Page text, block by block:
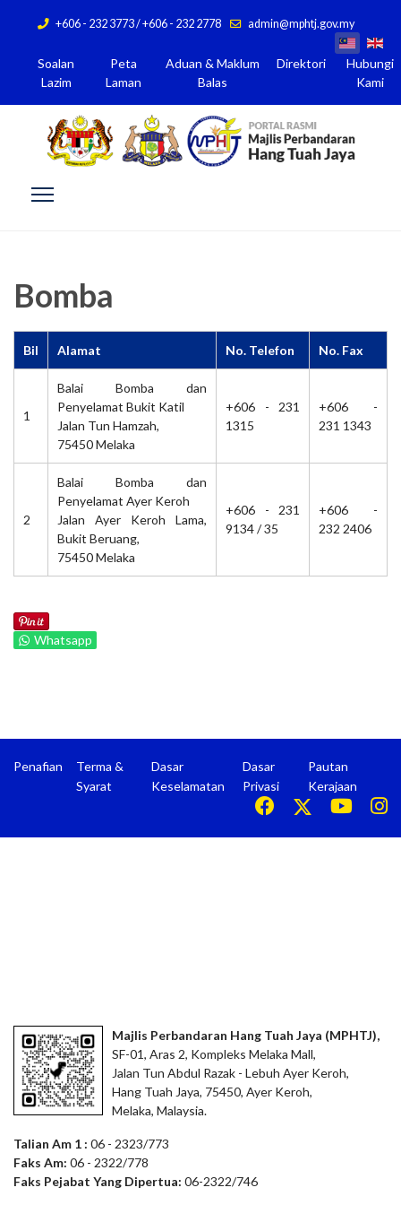
+606 - 232 3773 / +606 - 232 2778 admin@mphtj.gov.my
Soalan
Lazim
Peta
Laman
Aduan & Maklum
Balas
Direktori
Hubungi
Kami
Bomba
Bil Alamat No. Telefon No. Fax
1
Balai Bomba dan
Penyelamat Bukit Katil
Jalan Tun Hamzah,
75450 Melaka
+606 - 231
1315
+606 -
231 1343
2
Balai Bomba dan
Penyelamat Ayer Keroh
Jalan Ayer Keroh Lama,
Bukit Beruang,
75450 Melaka
+606 - 231
9134 / 35
+606 -
232 2406
Whatsapp
Penafian
Terma &
Syarat
Dasar
Keselamatan
Dasar
Privasi
Pautan
Kerajaan
Majlis Perbandaran Hang Tuah Jaya (MPHTJ),
SF-01, Aras 2, Kompleks Melaka Mall,
Jalan Tun Abdul Razak - Lebuh Ayer Keroh,
Hang Tuah Jaya, 75450, Ayer Keroh,
Melaka, Malaysia.
Talian Am 1 : 06 - 2323/773
Faks Am: 06 - 2322/778
Faks Pejabat Yang Dipertua: 06-2322/746